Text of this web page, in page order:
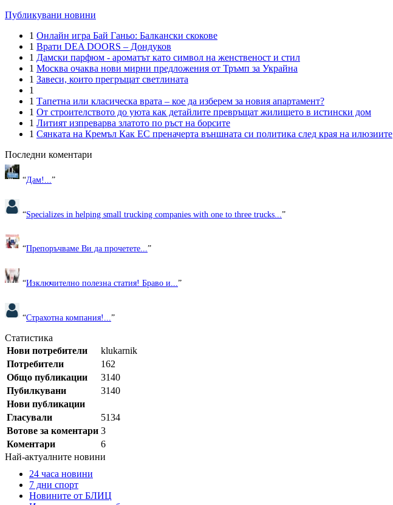
Публикувани новини
1 Онлайн игра Бай Ганьо: Балкански скокове
1 Врати DEA DOORS – Дондуков
1 Дамски парфюм - ароматът като символ на женственост и стил
1 Москва очаква нови мирни предложения от Тръмп за Украйна
1 Завеси, които прегръщат светлината
1
1 Тапетна или класическа врата – кое да изберем за новия апартамент?
1 От строителството до уюта как детайлите превръщат жилището в истински дом
1 Литият изпреварва златото по ръст на борсите
1 Сянката на Кремъл Как ЕС преначерта външната си политика след края на илюзиите
Последни коментари
“Дам!... ”
“Specializes in helping small trucking companies with one to three trucks... ”
“Препоръчваме Ви да прочетете...”
“Изключително полезна статия! Браво и... ”
“Страхотна компания!... ”
Статистика
Нови потребители
klukarnik
Потребители
162
Общо публикации
3140
Пубилкувани
3140
Нови публикации
Гласували
5134
Вотове за коментари 3
Коментари
6
Най-актуалните новини
24 часа новини
7 дни спорт
Новините от БЛИЦ